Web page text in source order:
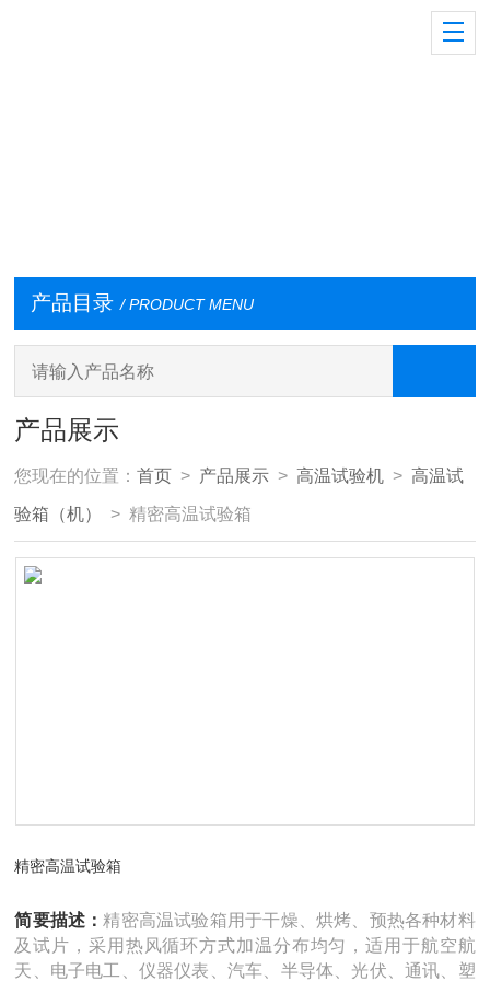
产品目录 / PRODUCT MENU
产品展示
您现在的位置：首页 > 产品展示 >高温试验机 >高温试
验箱（机） > 精密高温试验箱
精密高温试验箱
简要描述： 精密高温试验箱用于干燥、烘烤、预热各种材料
及试片，采用热风循环方式加温分布均匀，适用于航空航
天、电子电工、仪器仪表、汽车、半导体、光伏、通讯、塑